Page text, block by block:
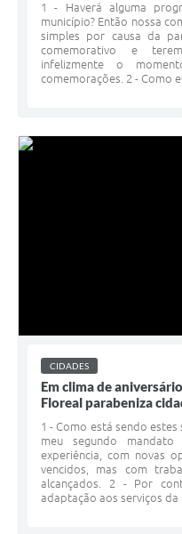
1 - Haverá alguma
município? Então nossa
simples por causa da
comemorativo e
infelizmente o
comemorações. 2 - Como
CIDADES
Em clima de
Floreal parabeniza
1 - Como está sendo
meu segundo
experiência, com novas
vencidos, mas com
alcançados. 2 - Por
adaptação aos serviços da